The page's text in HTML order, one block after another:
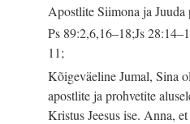
Apostlite Siimona ja Juuda
Ps 89:2,6,16–18;Js
11;
Kõigeväeline Jumal, Sina
apostlite ja prohvetite
Kristus Jeesus ise. Anna,